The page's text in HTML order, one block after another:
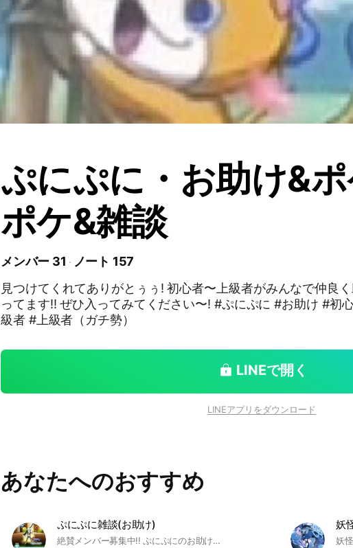
ぷにぷに・お助け&
ポケ&雑談
メンバー 31
ノート 157
見つけてくれてありがとぅぅ! 初心者〜上級者がみんなで仲良く助け合
ってます!! ぜひ入ってみてください〜! #ぷにぷに #お助け #初心者 #中
級者 #上級者（ガチ勢）
LINEで開く
LINEアプリをダウンロード
あなたへのおすすめ
ぷにぷに雑談(お助け)
絶賛メンバー募集中!! ぷにぷにのお助けや雑談をするオプです! 初心者🔰から上級者まで大歓迎😁是非参加してみてください。 おはゴルイベントでは、お助け企画もしていきます。よろしくね✋️